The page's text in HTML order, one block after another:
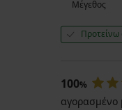
Μέγεθος
Προτείνω
100%
αγορασμένο